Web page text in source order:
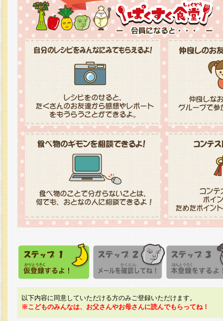
以下内容に同意していただける方のみご登録いただけます。
※こどものみんなは、お父さんやお母さんに読んでもらってね！